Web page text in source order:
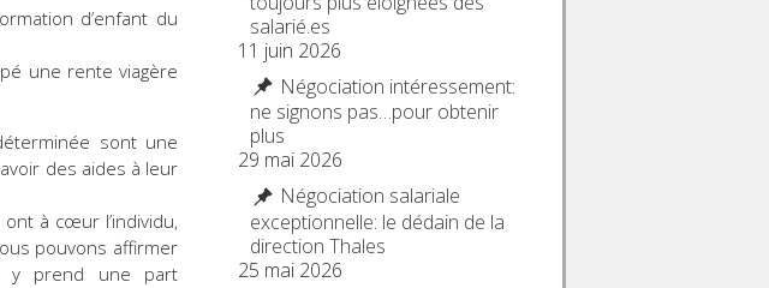
d’enfant du
une rente viagère
sont une
des aides à leur
à cœur l’individu,
pouvons affirmer
y prend une part
salarié.es
11 juin 2026
Négociation intéressement:
ne signons pas…pour obtenir
plus
29 mai 2026
Négociation salariale
exceptionnelle: le dédain de la
direction Thales
25 mai 2026